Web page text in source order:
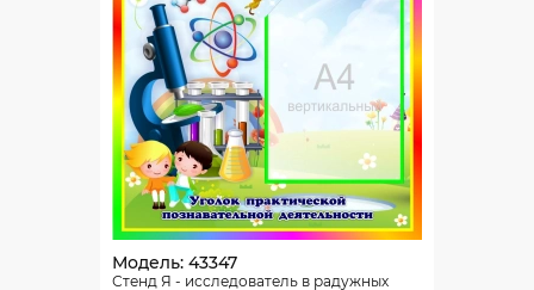
Модель: 43347
Стенд Я - исследователь в радужных